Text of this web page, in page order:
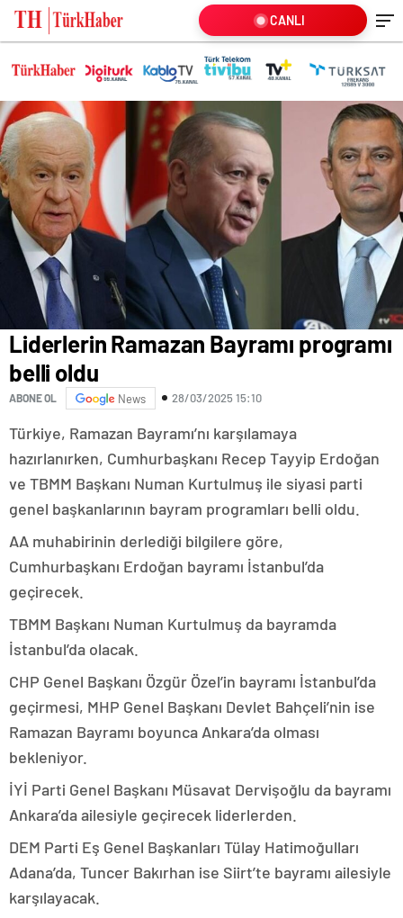
Liderlerin Ramazan Bayramı programı
belli oldu
ABONE OL News 28/03/2025 15:10
Türkiye, Ramazan Bayramı’nı karşılamaya
hazırlanırken, Cumhurbaşkanı Recep Tayyip Erdoğan
ve TBMM Başkanı Numan Kurtulmuş ile siyasi parti
genel başkanlarının bayram programları belli oldu.
AA muhabirinin derlediği bilgilere göre,
Cumhurbaşkanı Erdoğan bayramı İstanbul’da
geçirecek.
TBMM Başkanı Numan Kurtulmuş da bayramda
İstanbul’da olacak.
CHP Genel Başkanı Özgür Özel’in bayramı İstanbul’da
geçirmesi, MHP Genel Başkanı Devlet Bahçeli’nin ise
Ramazan Bayramı boyunca Ankara’da olması
bekleniyor.
İYİ Parti Genel Başkanı Müsavat Dervişoğlu da bayramı
Ankara’da ailesiyle geçirecek liderlerden.
DEM Parti Eş Genel Başkanları Tülay Hatimoğulları
Adana’da, Tuncer Bakırhan ise Siirt’te bayramı ailesiyle
karşılayacak.
CANLI